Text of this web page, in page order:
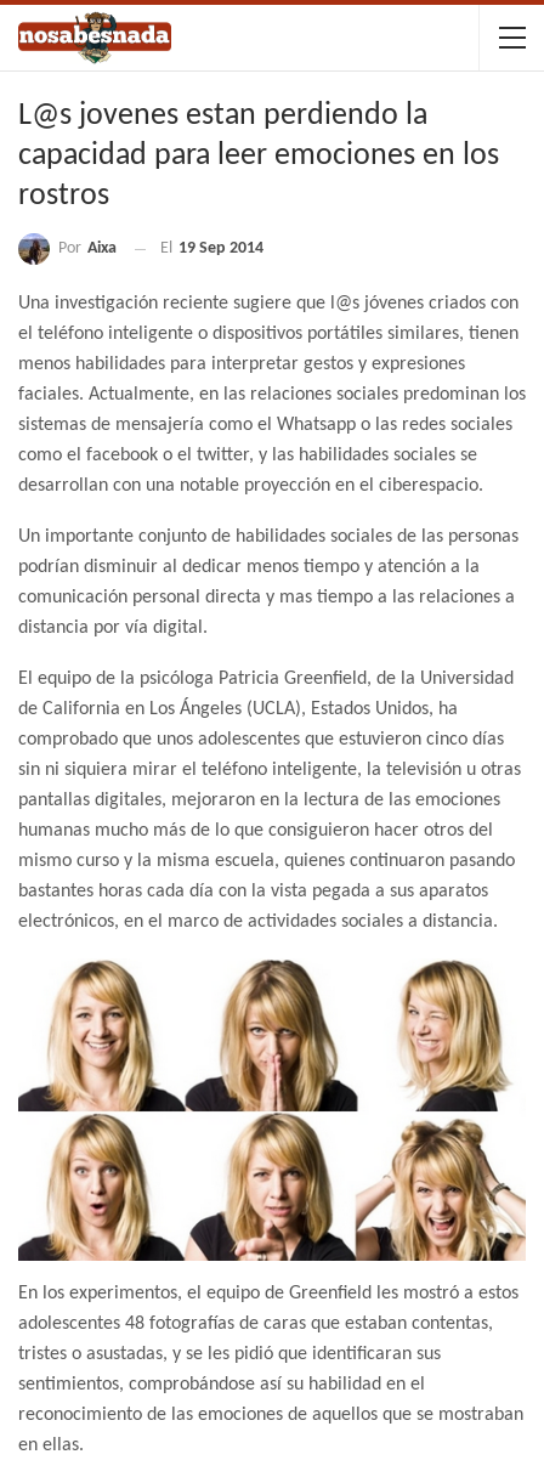
L@s jovenes estan perdiendo la
capacidad para leer emociones en los
rostros
Por Aixa El 19 Sep 2014
Una investigación reciente sugiere que l@s jóvenes criados con
el teléfono inteligente o dispositivos portátiles similares, tienen
menos habilidades para interpretar gestos y expresiones
faciales. Actualmente, en las relaciones sociales predominan los
sistemas de mensajería como el Whatsapp o las redes sociales
como el facebook o el twitter, y las habilidades sociales se
desarrollan con una notable proyección en el ciberespacio.
Un importante conjunto de habilidades sociales de las personas
podrían disminuir al dedicar menos tiempo y atención a la
comunicación personal directa y mas tiempo a las relaciones a
distancia por vía digital.
El equipo de la psicóloga Patricia Greenfield, de la Universidad
de California en Los Ángeles (UCLA), Estados Unidos, ha
comprobado que unos adolescentes que estuvieron cinco días
sin ni siquiera mirar el teléfono inteligente, la televisión u otras
pantallas digitales, mejoraron en la lectura de las emociones
humanas mucho más de lo que consiguieron hacer otros del
mismo curso y la misma escuela, quienes continuaron pasando
bastantes horas cada día con la vista pegada a sus aparatos
electrónicos, en el marco de actividades sociales a distancia.
En los experimentos, el equipo de Greenfield les mostró a estos
adolescentes 48 fotografías de caras que estaban contentas,
tristes o asustadas, y se les pidió que identificaran sus
sentimientos, comprobándose así su habilidad en el
reconocimiento de las emociones de aquellos que se mostraban
en ellas.